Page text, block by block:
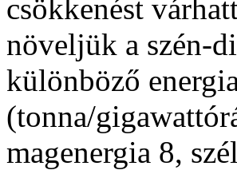
csökkenést
növeljük a szén-
különböző
(tonna/
magenergia 8,